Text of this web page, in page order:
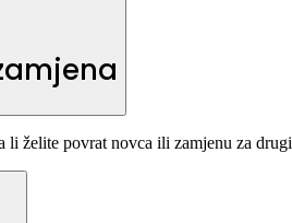
li želite povrat novca ili zamjenu za